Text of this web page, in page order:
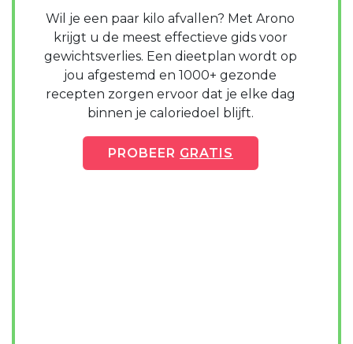
Wil je een paar kilo afvallen? Met Arono
krijgt u de meest effectieve gids voor
gewichtsverlies. Een dieetplan wordt op
jou afgestemd en 1000+ gezonde
recepten zorgen ervoor dat je elke dag
binnen je caloriedoel blijft.
PROBEER GRATIS